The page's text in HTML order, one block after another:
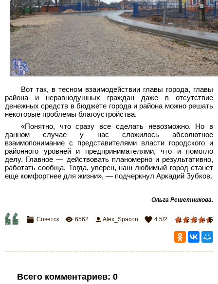
Вот так, в тесном взаимодействии главы города, главы
района и неравнодушных граждан даже в отсутствие
денежных средств в бюджете города и района можно решать
некоторые проблемы благоустройства.
«Понятно, что сразу все сделать невозможно. Но в
данном случае у нас сложилось абсолютное
взаимопонимание с представителями власти городского и
районного уровней и предпринимателями, что и помогло
делу. Главное — действовать планомерно и результативно,
работать сообща. Тогда, уверен, наш любимый город станет
еще комфортнее для жизни», — подчеркнул Аркадий Зубков.
Ольга Решетникова.
1 2 3 4 5
Советск 6562 Alex_Spacon 4.5/2
Всего комментариев: 0